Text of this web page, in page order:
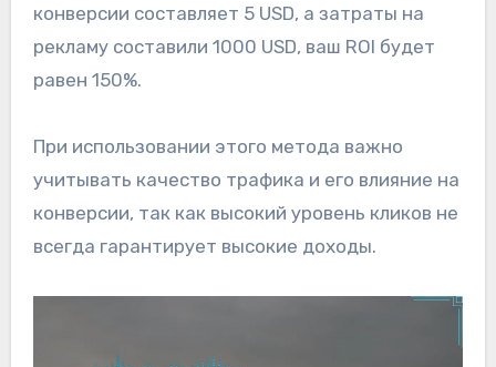
конверсии составляет 5 USD, а затраты на
рекламу составили 1000 USD, ваш ROI будет
равен 150%.
При использовании этого метода важно
учитывать качество трафика и его влияние на
конверсии, так как высокий уровень кликов не
всегда гарантирует высокие доходы.